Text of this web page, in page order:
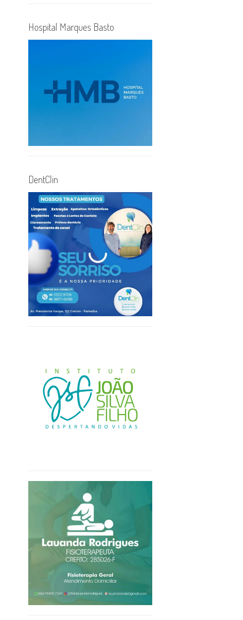
Hospital Marques Basto
DentClin